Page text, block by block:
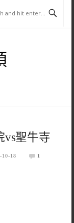
vs聖牛寺
10-18 1